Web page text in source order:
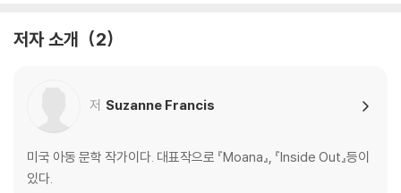
저자 소개 2
저 Suzanne Francis
미국 아동 문학 작가이다. 대표작으로 『Moana』, 『Inside Out』등이
있다.